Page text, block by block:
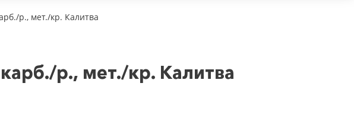
р., мет./кр. Калитва
р., мет./кр. Калитва